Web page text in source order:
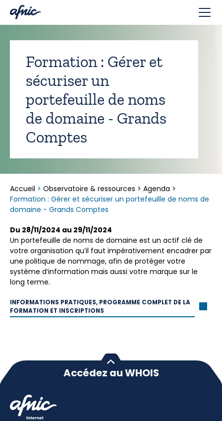
Formation : Gérer et
sécuriser un
portefeuille de noms
de domaine - Grands
Comptes
Accueil > Observatoire & ressources > Agenda >
Formation : Gérer et sécuriser un portefeuille de noms de
domaine - Grands Comptes
Du 28/11/2024 au 29/11/2024
Un portefeuille de noms de domaine est un actif clé de
votre organisation qu’il faut impérativement encadrer par
une politique de nommage, afin de protéger votre
système d’information mais aussi votre marque sur le
long terme.
INFORMATIONS PRATIQUES, PROGRAMME COMPLET DE LA
FORMATION ET INSCRIPTIONS
Accédez au WHOIS
Panneau de gestion des cookies